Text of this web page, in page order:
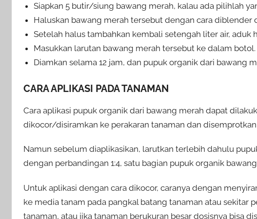
Siapkan 5 butir/siung bawang merah, kalau ada pilihlah
Haluskan bawang merah tersebut dengan cara diblender
Setelah halus tambahkan kembali setengah liter air, aduk
Masukkan larutan bawang merah tersebut ke dalam botol.
Diamkan selama 12 jam, dan pupuk organik dari bawang
CARA APLIKASI PADA TANAMAN
Cara aplikasi pupuk organik dari bawang merah dapat
dikocor/disiramkan ke perakaran tanaman dan
Namun sebelum diaplikasikan, larutkan terlebih dahulu
dengan perbandingan 1:4, satu bagian pupuk organik
Untuk aplikasi dengan cara dikocor, caranya dengan
ke media tanam pada pangkal batang tanaman atau sekitar
tanaman, atau jika tanaman berukuran besar dosisnya bisa